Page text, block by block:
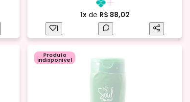
1xde R$ 88,02
1
Produto
indisponível